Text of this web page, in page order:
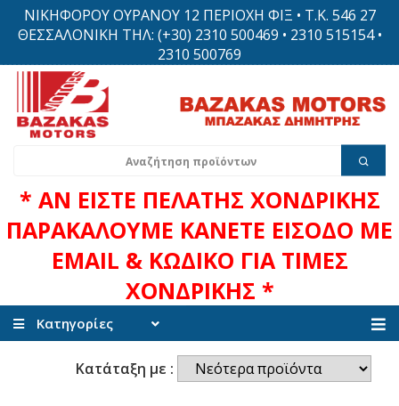
ΝΙΚΗΦΟΡΟΥ ΟΥΡΑΝΟΥ 12 ΠΕΡΙΟΧΗ ΦΙΞ • Τ.Κ. 546 27
ΘΕΣΣΑΛΟΝΙΚΗ ΤΗΛ: (+30) 2310 500469 • 2310 515154 •
2310 500769
* ΑΝ ΕΙΣΤΕ ΠΕΛΑΤΗΣ ΧΟΝΔΡΙΚΗΣ
ΠΑΡΑΚΑΛΟΥΜΕ ΚΑΝΕΤΕ ΕΙΣΟΔΟ ΜΕ
EMAIL & ΚΩΔΙΚΟ ΓΙΑ ΤΙΜΕΣ
ΧΟΝΔΡΙΚΗΣ *
Κατηγορίες
Κατάταξη με :